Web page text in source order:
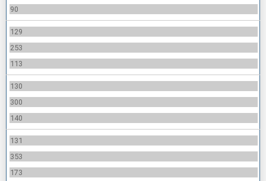
90
129
253
113
130
300
140
131
353
173